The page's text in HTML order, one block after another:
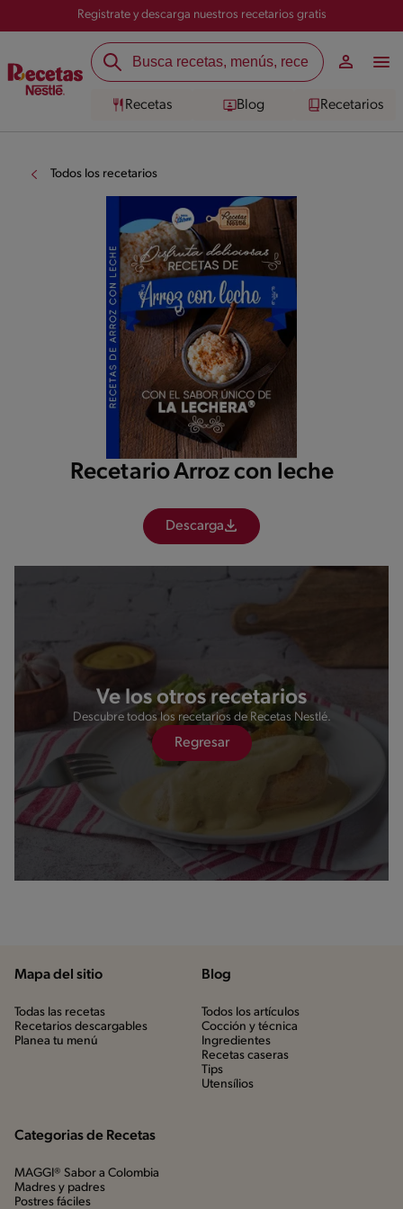
Registrate y descarga nuestros recetarios gratis
Recetas Blog Recetarios
Todos los recetarios
Recetario Arroz con leche
Descarga
Ve los otros recetarios
Descubre todos los recetarios de Recetas Nestlé.
Regresar
Mapa del sitio
Todas las recetas
Recetarios descargables
Planea tu menú
Blog
Todos los artículos
Cocción y técnica
Ingredientes
Recetas caseras
Tips
Utensílios
Categorias de Recetas
MAGGI® Sabor a Colombia
Madres y padres
Postres fáciles